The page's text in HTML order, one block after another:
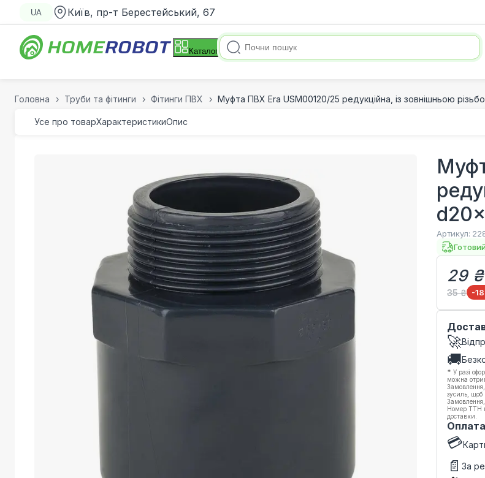
UA Київ, пр-т Берестейський, 67
Каталог
Головна Труби та фітинги Фітинги ПВХ Муфта ПВХ Era USM00120/25 редукційна, із зовнішньою
Усе про товарХарактеристикиОпис
Артикул:
29 ₴
35 ₴ -18
🚀
🚚
* У разі
можна
зусиль, щоб
Номер ТТН
доставки.
Оплата
💳
📄 За